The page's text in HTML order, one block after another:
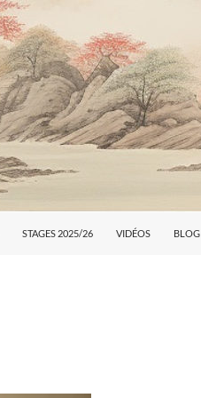
STAGES 2025/26 VIDÉOS BLOG